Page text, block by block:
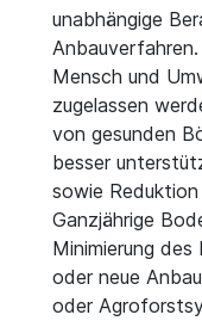
unabhängige
Mensch und
zugelassen
von gesunden
besser
sowie
Ganzjährige
Minimierung
oder neue
oder